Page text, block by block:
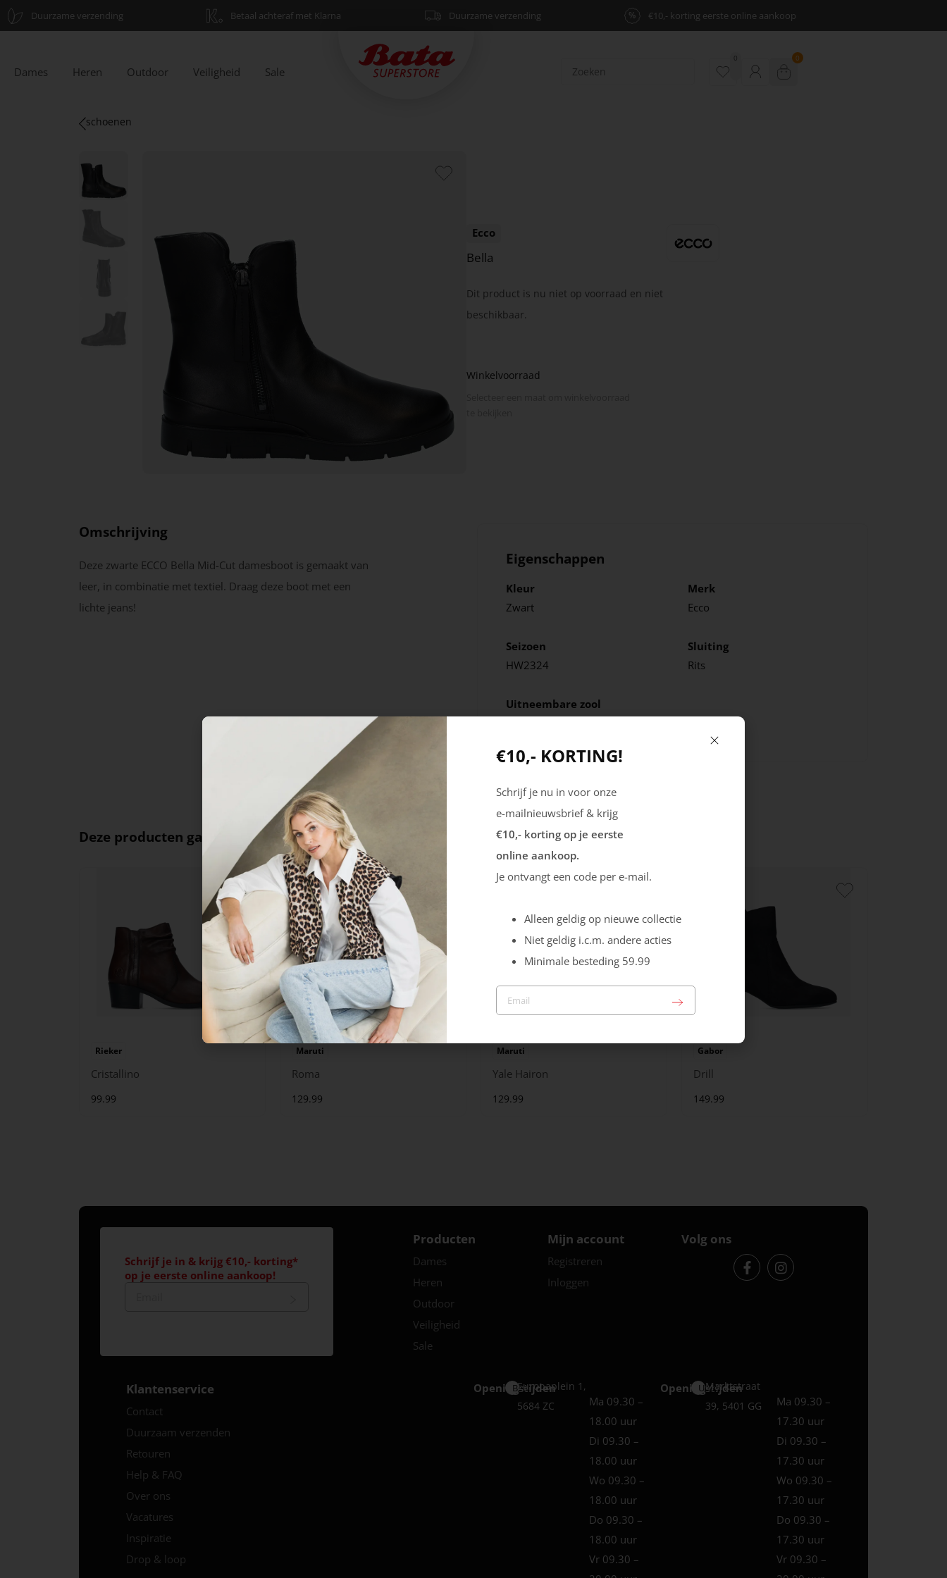
Duurzame verzending Betaal achteraf met Klarna Duurzame verzending % €10,- korting eerste online aankoop
Dames Heren Outdoor Veiligheid Sale
0 0
schoenen
Ecco
Bella
Dit product is nu niet op voorraad en niet
beschikbaar.
Winkelvoorraad
Omschrijving
Deze zwarte ECCO Bella Mid-Cut damesboot is gemaakt van
leer, in combinatie met textiel. Draag deze boot met een
lichte jeans!
Eigenschappen
Kleur
Zwart
Merk
Ecco
Seizoen
HW2324
Sluiting
Rits
Uitneembare zool
Deze producten ga je leuk vinden
Rieker
Cristallino
99.99
Maruti
Roma
129.99
Maruti
Yale Hairon
129.99
Gabor
Drill
149.99
Schrijf je in & krijg €10,- korting*
op je eerste online aankoop!
Producten
Dames
Heren
Outdoor
Veiligheid
Sale
Mijn account
Registreren
Inloggen
Volg ons
Klantenservice
Contact
Duurzaam verzenden
Retouren
Help & FAQ
Over ons
Vacatures
Inspiratie
Drop & loop
Openingstijden
Best
Europaplein 1,
5684 ZC
Ma 09.30 –
18.00 uur
Di 09.30 –
18.00 uur
Wo 09.30 –
18.00 uur
Do 09.30 –
18.00 uur
Vr 09.30 –
Openingstijden
Uden
Marktstraat
39, 5401 GG
Ma 09.30 –
17.30 uur
Di 09.30 –
17.30 uur
Wo 09.30 –
17.30 uur
Do 09.30 –
17.30 uur
Vr 09.30 –
€10,- KORTING!
Schrijf je nu in voor onze
e-mailnieuwsbrief & krijg
€10,- korting op je eerste
online aankoop.
Je ontvangt een code per e-mail.
Alleen geldig op nieuwe collectie
Niet geldig i.c.m. andere acties
Minimale besteding 59.99